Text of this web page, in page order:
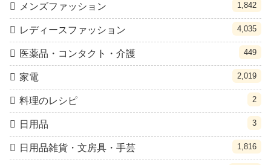
メンズファッション 1,842
レディースファッション 4,035
医薬品・コンタクト・介護 449
家電 2,019
料理のレシピ 2
日用品 3
日用品雑貨・文房具・手芸 1,816